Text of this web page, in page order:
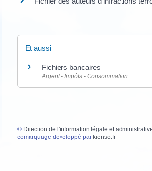
Et aussi
Fichiers bancaires
Argent - Impôts - Consommation
© Direction de l'information légale et administrative
comarquage developpé par kienso.fr